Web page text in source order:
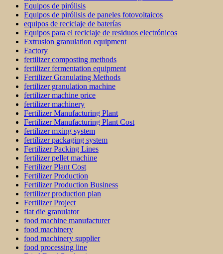
Equipos de pirólisis
Equipos de pirólisis de paneles fotovoltaicos
equipos de reciclaje de baterías
Equipos para el reciclaje de residuos electrónicos
Extrusion granulation equipment
Factory
fertilizer composting methods
fertilizer fermentation equipment
Fertilizer Granulating Methods
fertilizer granulation machine
fertilizer machine price
fertilizer machinery
Fertilizer Manufacturing Plant
Fertilizer Manufacturing Plant Cost
fertilizer mxing system
fertilizer packaging system
Fertilizer Packing Lines
fertilizer pellet machine
Fertilizer Plant Cost
Fertilizer Production
Fertilizer Production Business
fertilizer production plan
Fertilizer Project
flat die granulator
food machine manufacturer
food machinery
food machinery supplier
food processing line